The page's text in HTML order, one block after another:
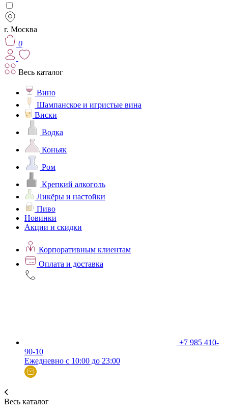
г. Москва
0
Весь каталог
Вино
Шампанское и игристые вина
Виски
Водка
Коньяк
Ром
Крепкий алкоголь
Ликёры и настойки
Пиво
Новинки
Акции и скидки
Корпоративным клиентам
Оплата и доставка
+7 985 410-
90-10
Ежедневно с 10:00 до 23:00
Весь каталог